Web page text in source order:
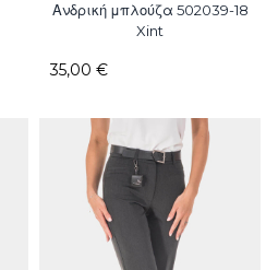
Ανδρική μπλούζα 502039-18
Xint
35,00 €